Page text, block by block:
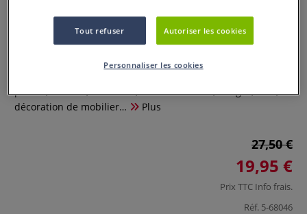
Coffret résine glaçage Pébéo
photos, carterie, souvenirs, dessus de boîte, badges, toile,
décoration de mobilier…
Plus
27,50 €
19,95 €
Prix TTC Info frais.
Réf. 5-68046
Tout refuser Autoriser les cookies
Personnaliser les cookies